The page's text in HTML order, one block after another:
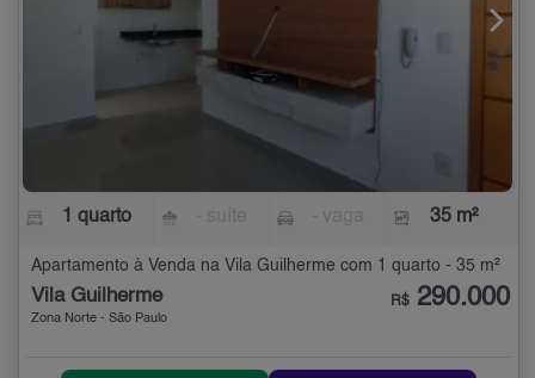
1 quarto 35 m²
Apartamento à Venda na Vila Guilherme com 1 quarto - 35 m²
Vila Guilherme
Zona Norte - São Paulo
R$ 290.000